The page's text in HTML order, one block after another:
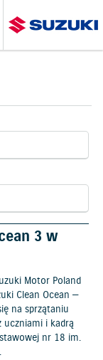
3 w
Motor Poland
Clean Ocean —
na sprzątaniu
uczniami i kadrą
nr 18 im.